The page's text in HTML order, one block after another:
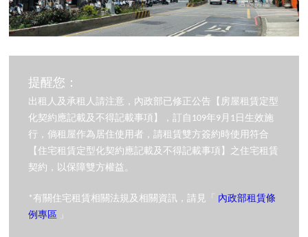
提醒您：
出租人及承租人請注意，內政部已修正公告【房屋租賃定型
化契約應記載及不得記載事項】，訂自109年9月1日生效施
行，倘租屋作為居住使用者，請租賃雙方簽約時使用符合
【住宅租賃定型化契約應記載及不得記載事項】之住宅租賃
契約，以保障雙方權益。
*有關住宅租賃相關法規及相關資訊，請見「 內政部租賃條
例專區 」